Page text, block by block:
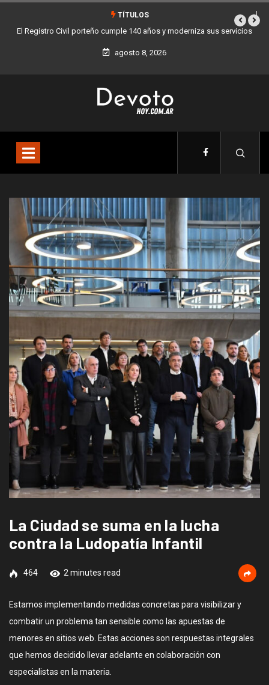
TÍTULOS
sus servicios Buenos Aires sumó 12 nuevos Bares Notables y ya son 90 en
la Ciudad
agosto 8, 2026
La Ciudad se suma en la lucha
contra la Ludopatía Infantil
464 2 minutes read
Estamos implementando medidas concretas para visibilizar y
combatir un problema tan sensible como las apuestas de
menores en sitios web. Estas acciones son respuestas integrales
que hemos decidido llevar adelante en colaboración con
especialistas en la materia.